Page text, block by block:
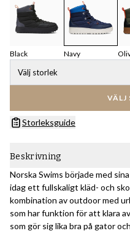
Black Navy
Välj storlek
VÄLJ
Storleksguide
Beskrivning
Norska Swims började med
idag ett fullskaligt kläd- och
kombination av outdoor med
som har funktion för att klara
som gör sig lika bra på gator